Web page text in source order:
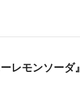
ーレモンソー